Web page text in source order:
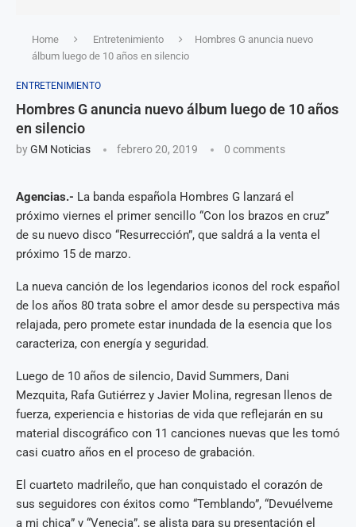
Home Entretenimiento
Hombres G anuncia nuevo
álbum luego de 10 años en silencio
ENTRETENIMIENTO
Hombres G anuncia nuevo álbum luego de 10 años
en silencio
byGM Noticias febrero 20, 2019 0 comments
Agencias.- La banda española Hombres G lanzará el
próximo viernes el primer sencillo “Con los brazos en cruz”
de su nuevo disco “Resurrección”, que saldrá a la venta el
próximo 15 de marzo.
La nueva canción de los legendarios iconos del rock español
de los años 80 trata sobre el amor desde su perspectiva más
relajada, pero promete estar inundada de la esencia que los
caracteriza, con energía y seguridad.
Luego de 10 años de silencio, David Summers, Dani
Mezquita, Rafa Gutiérrez y Javier Molina, regresan llenos de
fuerza, experiencia e historias de vida que reflejarán en su
material discográfico con 11 canciones nuevas que les tomó
casi cuatro años en el proceso de grabación.
El cuarteto madrileño, que han conquistado el corazón de
sus seguidores con éxitos como “Temblando”, “Devuélveme
a mi chica” y “Venecia”, se alista para su presentación el